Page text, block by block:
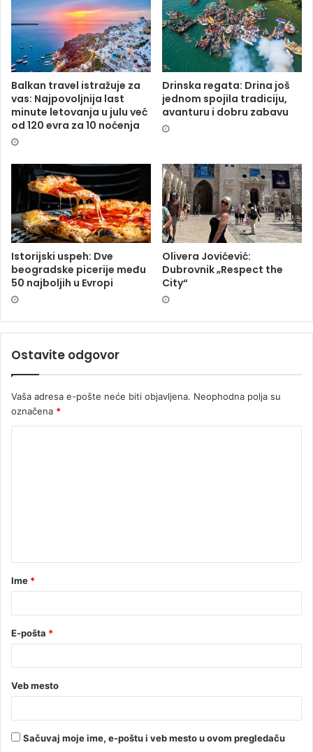
Balkan travel istražuje za
vas: Najpovoljnija last
minute letovanja u julu već
od 120 evra za 10 noćenja
Drinska regata: Drina još
jednom spojila tradiciju,
avanturu i dobru zabavu
Istorijski uspeh: Dve
beogradske picerije među
50 najboljih u Evropi
Olivera Jovićević:
Dubrovnik „Respect the
City“
Ostavite odgovor
Vaša adresa e-pošte neće biti objavljena. Neophodna polja su
označena *
Ime *
E-pošta *
Veb mesto
Sačuvaj moje ime, e-poštu i veb mesto u ovom pregledaču